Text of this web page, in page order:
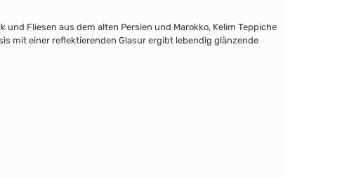
Fliesen aus dem alten Persien und Marokko, Kelim Teppiche
mit einer reflektierenden Glasur ergibt lebendig glänzende